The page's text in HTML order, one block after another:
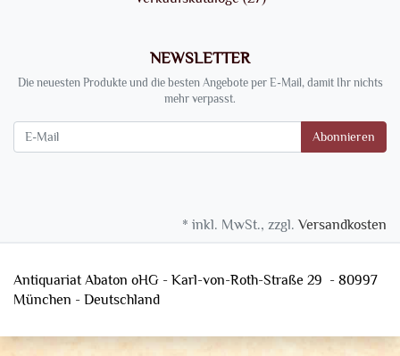
NEWSLETTER
Die neuesten Produkte und die besten Angebote per E-Mail, damit Ihr nichts
mehr verpasst.
Abonnieren
* inkl. MwSt., zzgl.Versandkosten
Antiquariat Abaton oHG - Karl-von-Roth-Straße 29 - 80997
München - Deutschland